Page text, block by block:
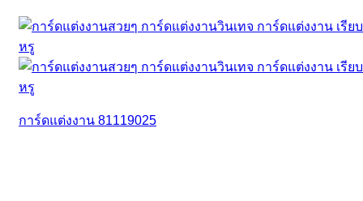
การ์ดแต่งงาน 81119025